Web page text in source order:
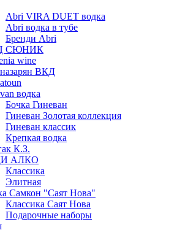
Abri VIRA DUET водка
Abri водка в тубе
Бренди Abri
СЮНИК
wine
ВКД
водка
Бочка Гиневан
Гиневан Золотая коллекция
Гиневан классик
Крепкая водка
К.З.
АЛКО
Классика
Элитная
Самкон "Саят Нова"
Классика Саят Нова
Подарочные наборы